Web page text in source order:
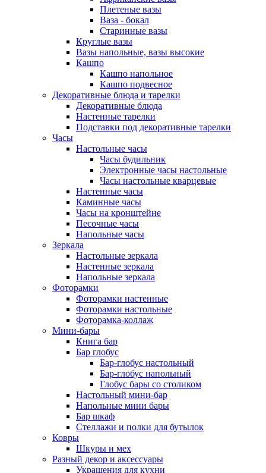
Плетеные вазы
Ваза - бокал
Старинные вазы
Круглые вазы
Вазы напольные, вазы высокие
Кашпо
Кашпо напольное
Кашпо подвесное
Декоративные блюда и тарелки
Декоративные блюда
Настенные тарелки
Подставки под декоративные тарелки
Часы
Настольные часы
Часы будильник
Электронные часы настольные
Часы настольные кварцевые
Настенные часы
Каминные часы
Часы на кронштейне
Песочные часы
Напольные часы
Зеркала
Настольные зеркала
Настенные зеркала
Напольные зеркала
Фоторамки
Фоторамки настенные
Фоторамки настольные
Фоторамка-коллаж
Мини-бары
Книга бар
Бар глобус
Бар-глобус настольный
Бар-глобус напольный
Глобус бары со столиком
Настольный мини-бар
Напольные мини бары
Бар шкаф
Стеллажи и полки для бутылок
Ковры
Шкуры и мех
Разный декор и аксессуары
Украшения для кухни